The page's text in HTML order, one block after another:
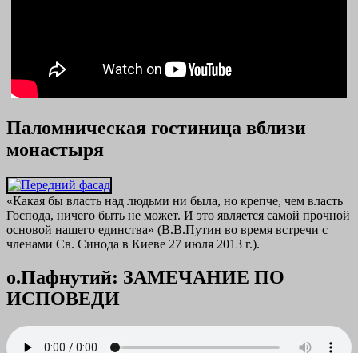
Паломническая гостиница вблизи
монастыря
«Какая бы власть над людьми ни была, но крепче, чем власть
Господа, ничего быть не может. И это является самой прочной
основой нашего единства» (В.В.Путин во время встречи с
членами Св. Синода в Киеве 27 июля 2013 г.).
о.Пафнутий: ЗАМЕЧАНИЕ ПО
ИСПОВЕДИ